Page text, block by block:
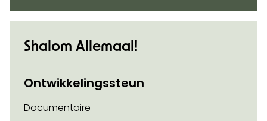
Shalom Allemaal!
Ontwikkelingssteun
Documentaire